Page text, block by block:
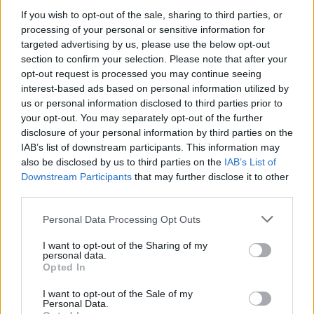
If you wish to opt-out of the sale, sharing to third parties, or
processing of your personal or sensitive information for
targeted advertising by us, please use the below opt-out
section to confirm your selection. Please note that after your
opt-out request is processed you may continue seeing
interest-based ads based on personal information utilized by
us or personal information disclosed to third parties prior to
your opt-out. You may separately opt-out of the further
disclosure of your personal information by third parties on the
IAB’s list of downstream participants. This information may
also be disclosed by us to third parties on the IAB’s List of
Downstream Participants that may further disclose it to other
Please note that this website/app uses one or more Google
not limited to your visit or usage behaviour. You may click to
grant or deny consent to Google and its third-party tags to
use your data for below specified purposes in below Google
consent section.
Personal Data Processing Opt Outs
I want to opt-out of the Sharing of my
personal data.
Opted In
I want to opt-out of the Sale of my
Personal Data.
A legjobb trükk
08. 03.
HA MINDIG EZT A MONDATOT HASZNÁLOD, AZ
RENDKÍVÜL MAGAS ÉRZELMI INTELLIGENCIÁRA UTALHAT
Te szoktad?
08. 02.
SOKAN ROSSZUL TÁROLJÁK A GYÓGYSZEREIKET –
EMIATT CSÖKKENHET A HATÁSUK
Érdemes odafigyelni rá
08. 01.
EGYRE TÖBB FIATALNÁL JELENTKEZIK EZ A
VITAMINHIÁNY – ILYEN JELEKRE FIGYELJ
Erre figyelj!
24 óra